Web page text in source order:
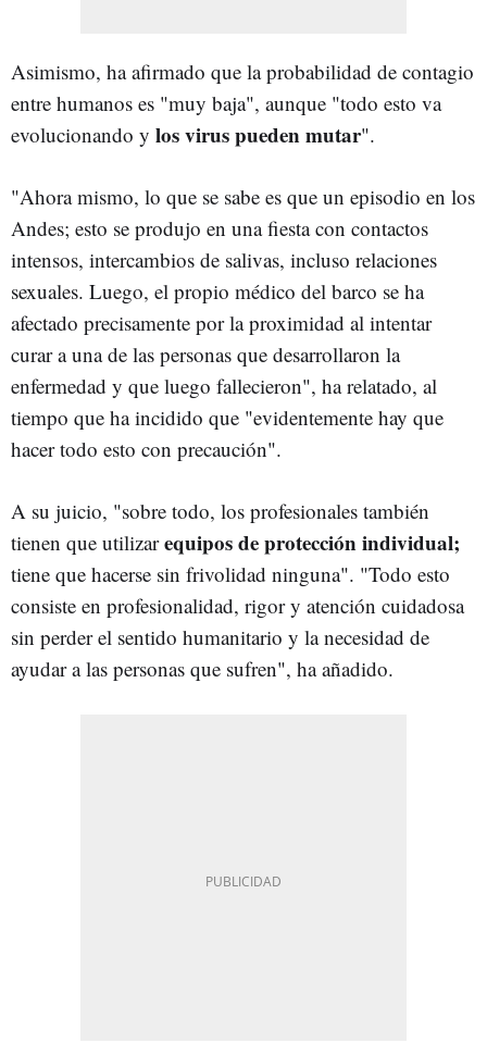
Asimismo, ha afirmado que la probabilidad de contagio
entre humanos es "muy baja", aunque "todo esto va
evolucionando y los virus pueden mutar".
"Ahora mismo, lo que se sabe es que un episodio en los
Andes; esto se produjo en una fiesta con contactos
intensos, intercambios de salivas, incluso relaciones
sexuales. Luego, el propio médico del barco se ha
afectado precisamente por la proximidad al intentar
curar a una de las personas que desarrollaron la
enfermedad y que luego fallecieron", ha relatado, al
tiempo que ha incidido que "evidentemente hay que
hacer todo esto con precaución".
A su juicio, "sobre todo, los profesionales también
tienen que utilizarequipos de protección individual;
tiene que hacerse sin frivolidad ninguna". "Todo esto
consiste en profesionalidad, rigor y atención cuidadosa
sin perder el sentido humanitario y la necesidad de
ayudar a las personas que sufren", ha añadido.